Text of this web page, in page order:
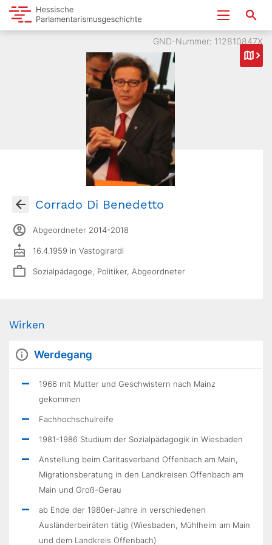
GND-Nummer: 112810847X
Corrado Di Benedetto
Abgeordneter 2014-2018
16.4.1959 in Vastogirardi
Sozialpädagoge, Politiker, Abgeordneter
Wirken
Werdegang
1966 mit Mutter und Geschwistern nach Mainz
gekommen
Fachhochschulreife
1981-1986 Studium der Sozialpädagogik in Wiesbaden
Anstellung beim Caritasverband Offenbach am Main,
Migrationsberatung in den Landkreisen Offenbach am
Main und Groß-Gerau
ab Ende der 1980er-Jahre in verschiedenen
Ausländerbeiräten tätig (Wiesbaden, Mühlheim am Main
und dem Landkreis Offenbach)